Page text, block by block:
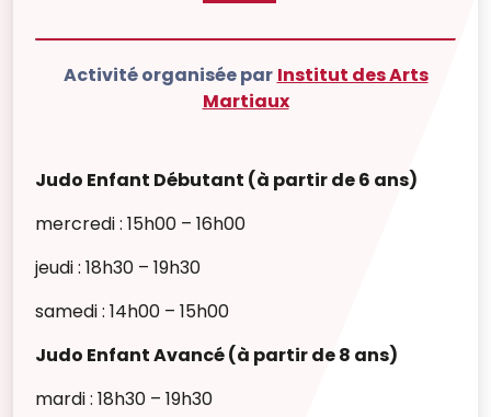
Activité organisée par Institut des Arts
Martiaux
Judo Enfant Débutant (à partir de 6 ans)
mercredi : 15h00 – 16h00
jeudi : 18h30 – 19h30
samedi : 14h00 – 15h00
Judo Enfant Avancé (à partir de 8 ans)
mardi : 18h30 – 19h30